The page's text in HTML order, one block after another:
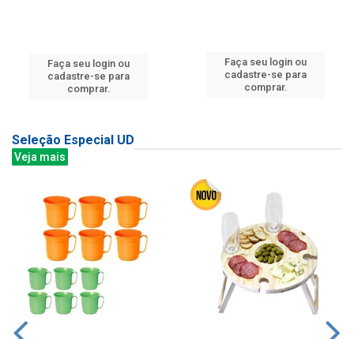
Faça seu login ou
cadastre-se para
comprar.
Faça seu login ou
cadastre-se para
comprar.
Seleção Especial UD
Veja mais